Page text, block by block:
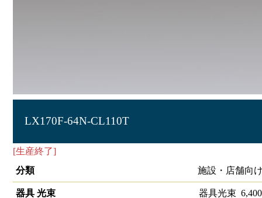
LX170F-64N-CL110T
[生産終了]
分類
施設・店舗向
器具 光束 器具光束 6,400